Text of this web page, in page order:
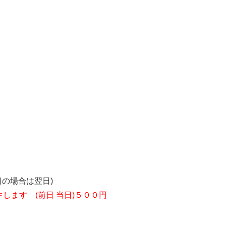
場合は翌日)
します (前日 当日)５００円